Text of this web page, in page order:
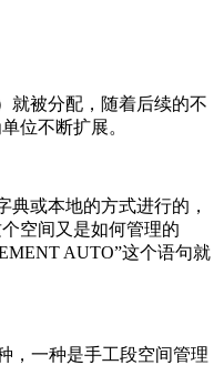
就被分配，随着后续的不
位不断扩展。
典或本地的方式进行的，
个空间又是如何管理的
AUTO”这个语句就
，一种是手工段空间管理